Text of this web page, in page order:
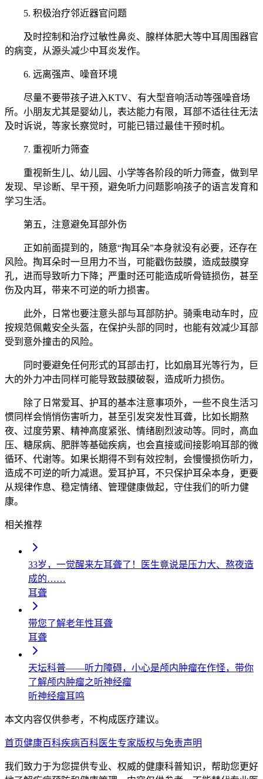
5. 积极治疗邻近器官问题
及时控制和治疗过敏性鼻炎、腺样体肥大等中耳周围器官
的病变，从源头减少中耳炎发作。
6. 远离强声、噪音环境
尽量不要带孩子进入KTV、有大型音响活动等强噪音场
所。小朋友尤其是婴幼儿，表达能力有限，耳部不适往往无法
及时诉说，等家长察觉时，可能已错过最佳干预时机。
7. 重视听力筛查
重视新生儿、幼儿园、小学等各阶段的听力筛查，做到早
发现、早诊断、早干预，避免听力问题影响孩子的语言发育和
学习生活。
第五，注意避免耳部外伤
正如前面提到的，随意“掏耳朵”本身就没有必要，还存在
风险。掏耳朵时一旦用力不当，可能戳伤鼓膜，造成鼓膜穿
孔，进而导致听力下降；严重时还可能造成听骨链损伤，甚至
伤及内耳，带来不可逆的听力损害。
此外，日常也要注意头部与耳部防护。骑乘电动车时，应
按规范佩戴安全头盔，在保护头部的同时，也能有效减少耳部
受到意外撞击的风险。
同时要避免任何形式的耳部击打，比如扇耳光等行为，巨
大的外力冲击同样可能导致鼓膜破裂，造成听力损伤。
除了日常爱耳、护耳的基本注意事项外，一些不良生活习
惯同样会悄悄伤害听力，甚至引发突发性耳聋，比如长期熬
夜、过度劳累、精神高度紧张、情绪剧烈波动等。同时，高血
压、糖尿病、肥胖等基础疾病，也会直接或间接影响耳部的微
循环、代谢等。如果长期得不到有效控制，会慢慢损伤听力，
造成不可逆的听力减退。爱耳护耳，不只保护耳朵本身，更要
从规律作息、稳定情绪、管理健康做起，守住我们的听力健
康。
相关推荐
33岁，一觉醒来左耳聋了！医生竟说是压力大、熬夜造
成的……
耳聋
带您了解老年性耳聋
耳聋
天坛科普——听力障碍，小心是颅内肿瘤在作怪，带你
了解颅内肿瘤之听神经瘤
听神经瘤耳鸣
本文内容仅供参考，不构成医疗建议。
首页健康百科疾病百科医生专家版权与免责声明
我们致力于为您提供专业、权威的健康科普知识，帮助您更好